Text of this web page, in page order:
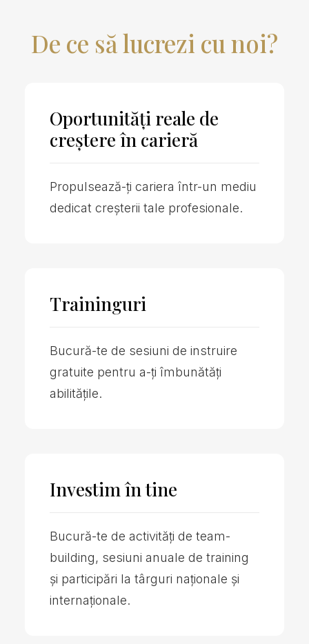
De ce să lucrezi cu noi?
Oportunități reale de
creștere în carieră
Propulsează-ți cariera într-un mediu
dedicat creșterii tale profesionale.
Traininguri
Bucură-te de sesiuni de instruire
gratuite pentru a-ți îmbunătăți
abilitățile.
Investim în tine
Bucură-te de activități de team-
building, sesiuni anuale de training
și participări la târguri naționale și
internaționale.